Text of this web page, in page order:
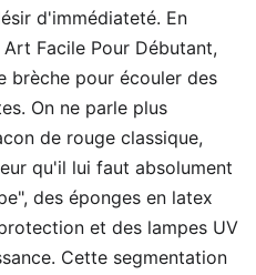
d'immédiateté. En
Facile Pour Débutant,
brèche pour écouler des
On ne parle plus
de rouge classique,
qu'il lui faut absolument
des éponges en latex
et des lampes UV
Cette segmentation